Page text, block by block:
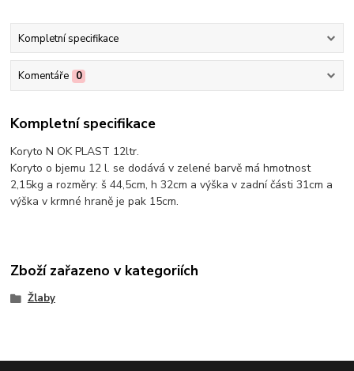
Kompletní specifikace
Komentáře 0
Kompletní specifikace
Koryto N OK PLAST 12ltr.
Koryto o bjemu 12 l. se dodává v zelené barvě má hmotnost
2,15kg a rozměry: š 44,5cm, h 32cm a výška v zadní části 31cm a
výška v krmné hraně je pak 15cm.
Zboží zařazeno v kategoriích
Žlaby